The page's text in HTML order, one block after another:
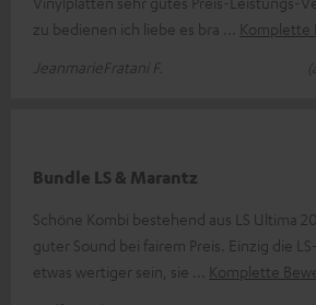
zu bedienen ich liebe es bra
Komplette
JeanmarieFratani F.
Bundle LS & Marantz
Schöne Kombi bestehend aus LS Ultima
guter Sound bei fairem Preis. Einzig die
etwas wertiger sein, sie
Komplette